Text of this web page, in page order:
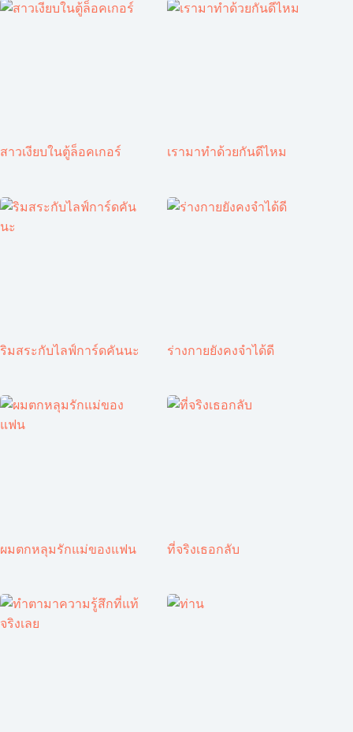
สาวเงียบในตู้ล็อคเกอร์ เรามาทำด้วยกันดีไหม
ริมสระกับไลฟ์การ์ดคันนะ ร่างกายยังคงจำได้ดี
ผมตกหลุมรักแม่ของแฟน ที่จริงเธอกลับ